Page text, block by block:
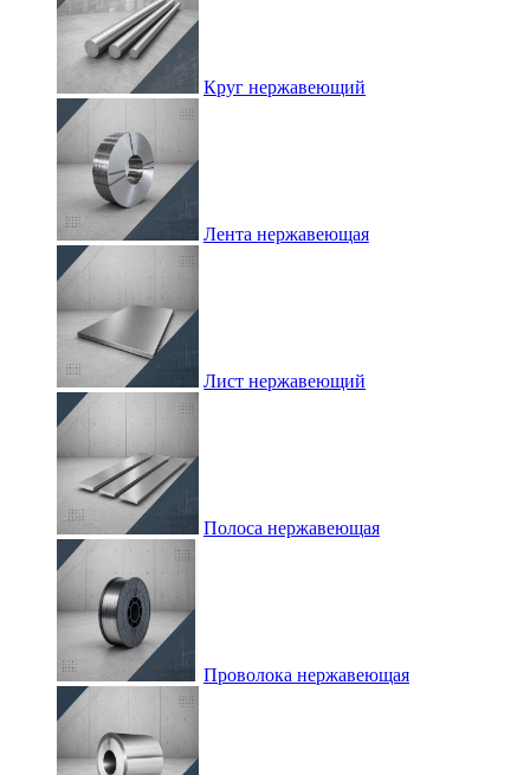
Круг нержавеющий
Лента нержавеющая
Лист нержавеющий
Полоса нержавеющая
Проволока нержавеющая